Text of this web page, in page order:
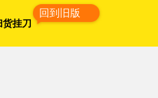
货挂刀
回到旧版